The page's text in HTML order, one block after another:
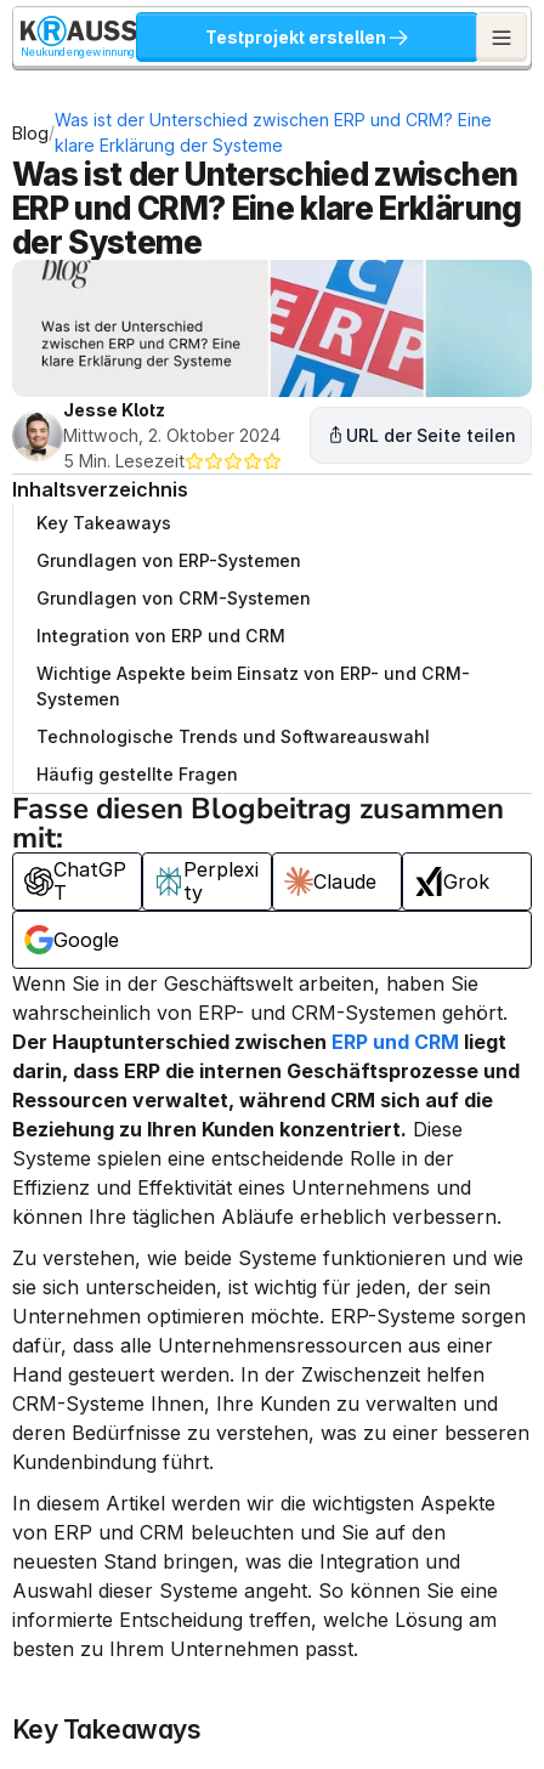
Neukundengewinnung
Testprojekt erstellen
Blog/
Was ist der Unterschied zwischen ERP und CRM? Eine
klare Erklärung der Systeme
Was ist der Unterschied zwischen
ERP und CRM? Eine klare Erklärung
der Systeme
Jesse Klotz
Mittwoch, 2. Oktober 2024
5 Min. Lesezeit
URL der Seite teilen
Inhaltsverzeichnis
Key Takeaways
Grundlagen von ERP-Systemen
Grundlagen von CRM-Systemen
Integration von ERP und CRM
Wichtige Aspekte beim Einsatz von ERP- und CRM-
Systemen
Technologische Trends und Softwareauswahl
Häufig gestellte Fragen
Fasse diesen Blogbeitrag zusammen
mit:
ChatGP
T
Perplexi
ty
Claude Grok
Google
Wenn Sie in der Geschäftswelt arbeiten, haben Sie
Der Hauptunterschied zwischen ERP und CRM liegt
darin, dass ERP die internen Geschäftsprozesse und
Ressourcen verwaltet, während CRM sich auf die
Beziehung zu Ihren Kunden konzentriert. Diese
Systeme spielen eine entscheidende Rolle in der
Effizienz und Effektivität eines Unternehmens und
können Ihre täglichen Abläufe erheblich verbessern.
Zu verstehen, wie beide Systeme funktionieren und wie
sie sich unterscheiden, ist wichtig für jeden, der sein
Unternehmen optimieren möchte. ERP-Systeme sorgen
dafür, dass alle Unternehmensressourcen aus einer
Hand gesteuert werden. In der Zwischenzeit helfen
CRM-Systeme Ihnen, Ihre Kunden zu verwalten und
deren Bedürfnisse zu verstehen, was zu einer besseren
Kundenbindung führt.
In diesem Artikel werden wir die wichtigsten Aspekte
von ERP und CRM beleuchten und Sie auf den
neuesten Stand bringen, was die Integration und
Auswahl dieser Systeme angeht. So können Sie eine
informierte Entscheidung treffen, welche Lösung am
besten zu Ihrem Unternehmen passt.
Key Takeaways